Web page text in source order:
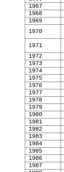
1967
1968
1969
1970
1971
1972
1973
1974
1975
1976
1977
1978
1979
1980
1981
1982
1983
1984
1985
1986
1987